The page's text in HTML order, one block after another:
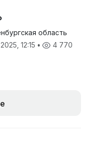
область
12:15 • 4 770